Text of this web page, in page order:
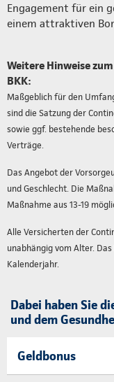
Engagement für ein
einem attraktiven
Weitere Hinweise
BKK:
Maßgeblich für den
sind die Satzung der
sowie ggf. bestehende
Verträge.
Das Angebot der
und Geschlecht. Die
Maßnahme aus 13-19
Alle Versicherten der
unabhängig vom Alter.
Kalenderjahr.
Dabei haben Sie
und dem
Geldbonus